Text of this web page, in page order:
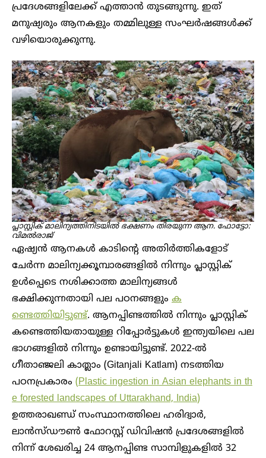
പ്രദേശങ്ങളിലേക്ക് എത്താൻ തുടങ്ങുന്നു. ഇത്
മനുഷ്യരും ആനകളും തമ്മിലുള്ള സംഘർഷങ്ങൾക്ക്
വഴിയൊരുക്കുന്നു.
പ്ലാസ്റ്റിക് മാലിന്യത്തിനിടയിൽ ഭക്ഷണം തിരയുന്ന ആന. ഫോട്ടോ:
വിമൽരാജ്
ഏഷ്യൻ ആനകൾ കാടിന്റെ അതിർത്തികളോട്
ചേർന്ന മാലിന്യക്കൂമ്പാരങ്ങളിൽ നിന്നും പ്ലാസ്റ്റിക്
ഉൾപ്പെടെ നശിക്കാത്ത മാലിന്യങ്ങൾ
ഭക്ഷിക്കുന്നതായി പല പഠനങ്ങളും ക
ണ്ടെത്തിയിട്ടുണ്ട്. ആനപ്പിണ്ടത്തിൽ നിന്നും പ്ലാസ്റ്റിക്
കണ്ടെത്തിയതായുള്ള റിപ്പോർട്ടുകൾ ഇന്ത്യയിലെ പല
ഭാഗങ്ങളിൽ നിന്നും ഉണ്ടായിട്ടുണ്ട്. 2022-ൽ
ഗീതാഞ്ജലി കാത്ലാം (Gitanjali Katlam) നടത്തിയ
പഠനപ്രകാരം (Plastic ingestion in Asian elephants in th
e forested landscapes of Uttarakhand, India)
ഉത്തരാഖണ്ഡ് സംസ്ഥാനത്തിലെ ഹരിദ്വാർ,
ലാൻസ്ഡൗൺ ഫോറസ്റ്റ് ഡിവിഷൻ പ്രദേശങ്ങളിൽ
നിന്ന് ശേഖരിച്ച 24 ആനപ്പിണ്ട സാമ്പിളുകളിൽ 32